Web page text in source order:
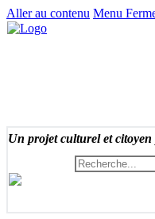
Aller au contenu Menu
Un projet culturel et